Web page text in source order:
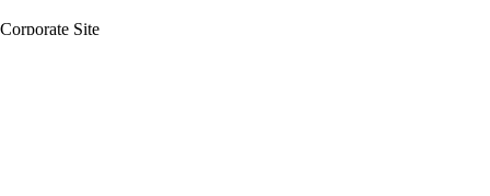
Corporate Site